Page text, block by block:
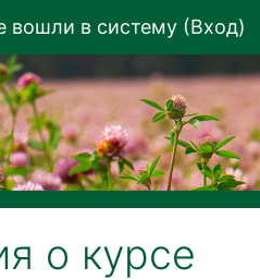
вошли в систему (Вход)
о курсе